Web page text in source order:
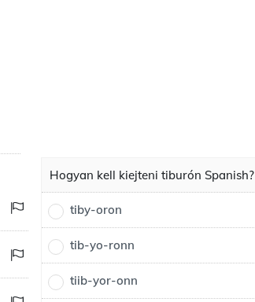
Hogyan kell kiejteni tiburón Spanish?
tiby-oron
tib-yo-ronn
tiib-yor-onn